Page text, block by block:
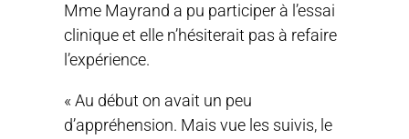
Mme Mayrand a pu participer à l’essai
clinique et elle n’hésiterait pas à refaire
l’expérience.
« Au début on avait un peu
d’appréhension. Mais vue les suivis, le